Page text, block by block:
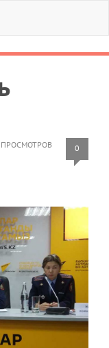
ПРОСМОТРОВ 0